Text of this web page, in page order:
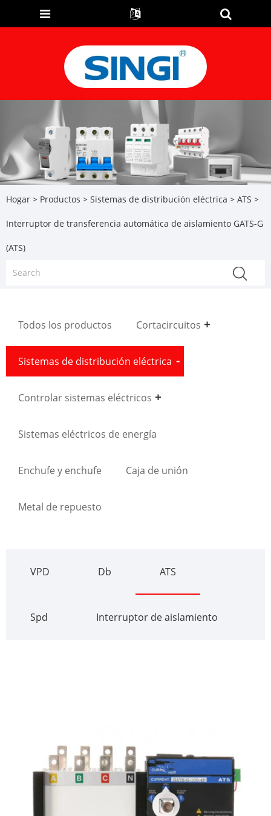
Hogar > Productos > Sistemas de distribución eléctrica > ATS >
Interruptor de transferencia automática de aislamiento GATS-G
(ATS)
Todos los productos Cortacircuitos
Sistemas de distribución eléctrica
Controlar sistemas eléctricos
Sistemas eléctricos de energía
Enchufe y enchufe Caja de unión
Metal de repuesto
VPD Db ATS
Spd Interruptor de aislamiento